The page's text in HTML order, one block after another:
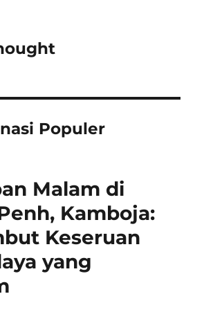
Populer
Malam di
Kamboja:
Keseruan
yang